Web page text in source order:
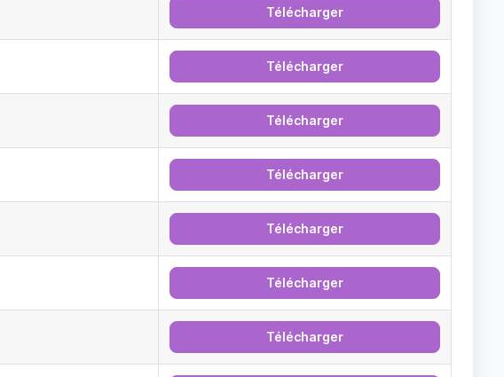
Télécharger
Télécharger
Télécharger
Télécharger
Télécharger
Télécharger
Télécharger